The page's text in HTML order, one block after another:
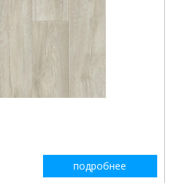
подробнее